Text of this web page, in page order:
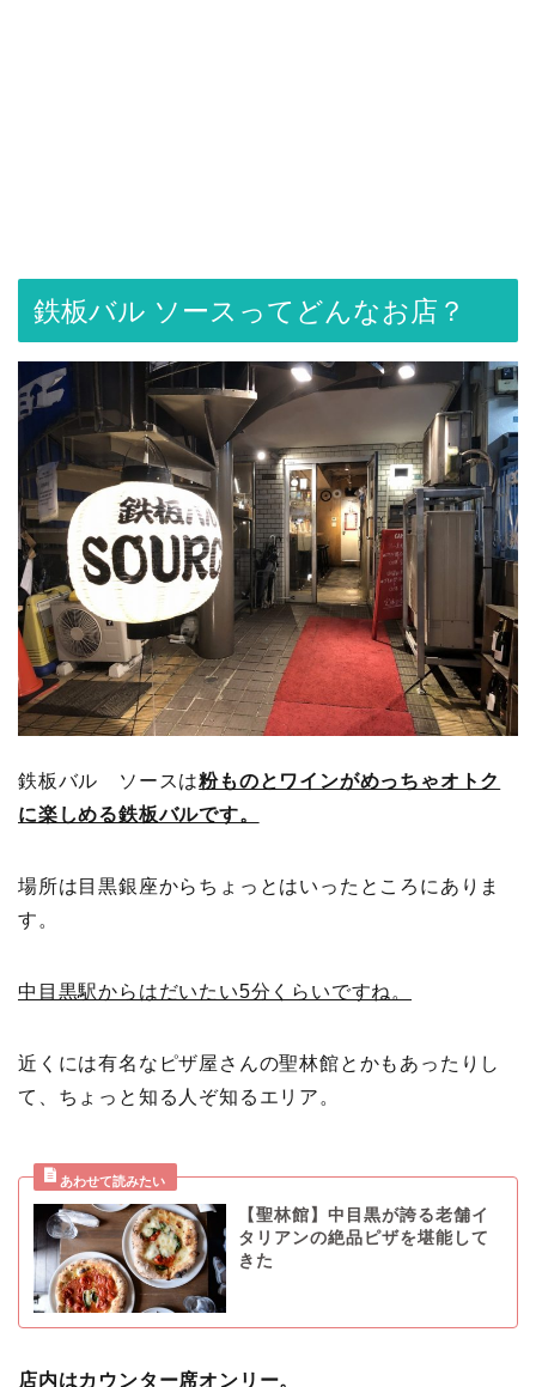
鉄板バル ソースってどんなお店？
鉄板バル ソースは粉ものとワインがめっちゃオトク
に楽しめる鉄板バルです。
場所は目黒銀座からちょっとはいったところにありま
す。
中目黒駅からはだいたい5分くらいですね。
近くには有名なピザ屋さんの聖林館とかもあったりし
て、ちょっと知る人ぞ知るエリア。
【聖林館】中目黒が誇る老舗イ
タリアンの絶品ピザを堪能して
きた
店内はカウンター席オンリー。